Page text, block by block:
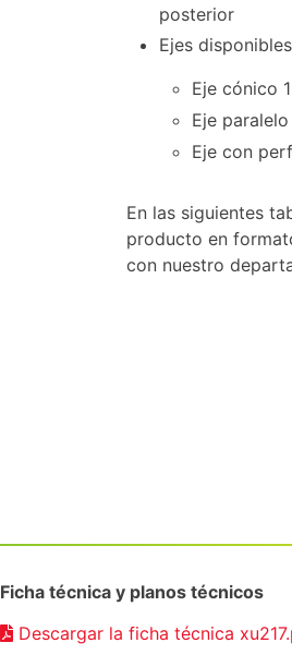
posterior
Ejes
Eje cónico
Eje
Eje con
En las siguientes
producto en
con nuestro
Ficha técnica y planos técnicos
Descargar la ficha técnica